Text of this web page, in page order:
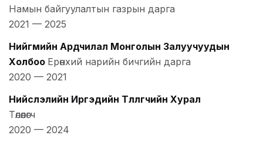
Намын байгуулалтын газрын дарга
2021 — 2025
Нийгмийн Ардчилал Монголын Залуучуудын
Холбоо Ерөнхий нарийн бичгийн дарга
2020 — 2021
Нийслэлийн Иргэдийн Төлөөлөгчийн Хурал
Төлөөлөгч
2020 — 2024